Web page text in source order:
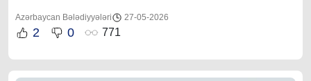
Azərbaycan Bələdiyyələri 27-05-2026
2 0 771